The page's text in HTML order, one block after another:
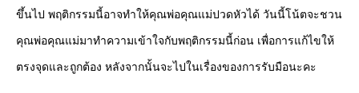
ขึ้นไป พฤติกรรมนี้อาจทำให้คุณพ่อคุณแม่ปวดหัวได้ วันนี้โน้ตจะชวน
คุณพ่อคุณแม่มาทำความเข้าใจกับพฤติกรรมนี้ก่อน เพื่อการแก้ไขให้
ตรงจุดและถูกต้อง หลังจากนั้นจะไปในเรื่องของการรับมือนะคะ